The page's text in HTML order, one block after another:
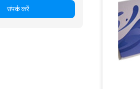
संपर्क करें